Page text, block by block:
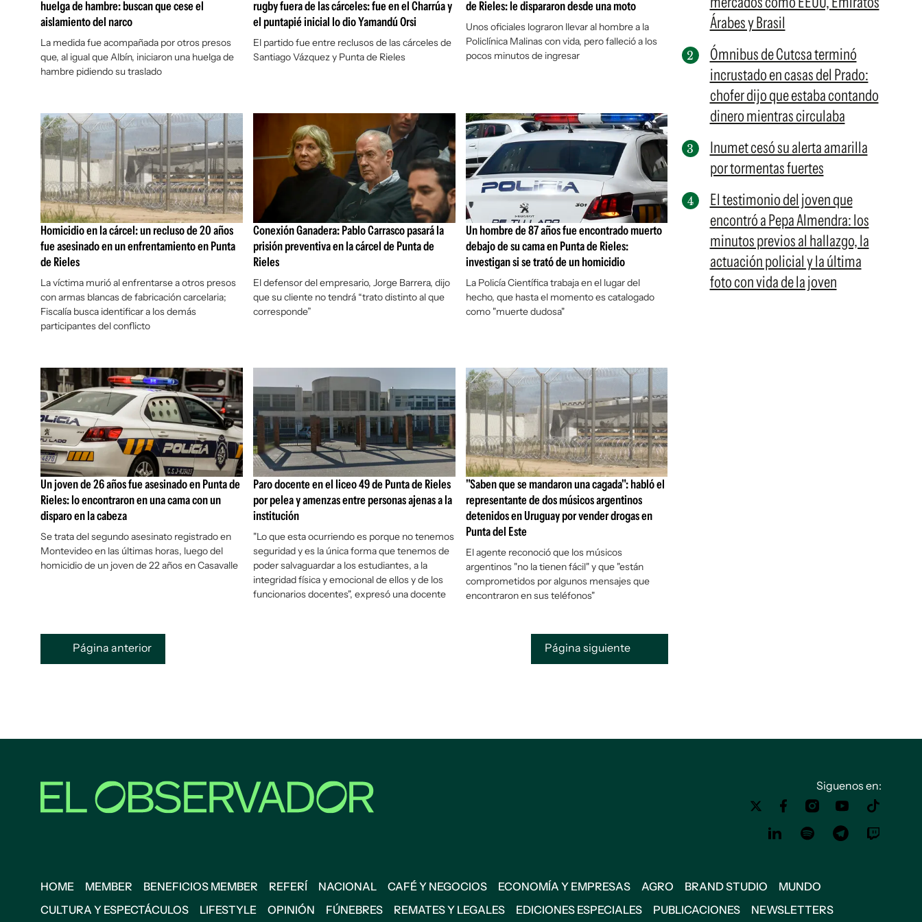
huelga de hambre: buscan que cese el
aislamiento del narco
La medida fue acompañada por otros presos
que, al igual que Albín, iniciaron una huelga de
hambre pidiendo su traslado
rugby fuera de las cárceles: fue en el Charrúa y
el puntapié inicial lo dio Yamandú Orsi
El partido fue entre reclusos de las cárceles de
Santiago Vázquez y Punta de Rieles
de Rieles: le dispararon desde una moto
Unos oficiales lograron llevar al hombre a la
Policlínica Malinas con vida, pero falleció a los
pocos minutos de ingresar
Homicidio en la cárcel: un recluso de 20 años
fue asesinado en un enfrentamiento en Punta
de Rieles
La víctima murió al enfrentarse a otros presos
con armas blancas de fabricación carcelaria;
Fiscalía busca identificar a los demás
participantes del conflicto
Conexión Ganadera: Pablo Carrasco pasará la
prisión preventiva en la cárcel de Punta de
Rieles
El defensor del empresario, Jorge Barrera, dijo
que su cliente no tendrá “trato distinto al que
corresponde”
Un hombre de 87 años fue encontrado muerto
debajo de su cama en Punta de Rieles:
investigan si se trató de un homicidio
La Policía Científica trabaja en el lugar del
hecho, que hasta el momento es catalogado
como "muerte dudosa"
Un joven de 26 años fue asesinado en Punta de
Rieles: lo encontraron en una cama con un
disparo en la cabeza
Se trata del segundo asesinato registrado en
Montevideo en las últimas horas, luego del
homicidio de un joven de 22 años en Casavalle
Paro docente en el liceo 49 de Punta de Rieles
por pelea y amenzas entre personas ajenas a la
institución
"Lo que esta ocurriendo es porque no tenemos
seguridad y es la única forma que tenemos de
poder salvaguardar a los estudiantes, a la
integridad física y emocional de ellos y de los
funcionarios docentes", expresó una docente
"Saben que se mandaron una cagada": habló el
representante de dos músicos argentinos
detenidos en Uruguay por vender drogas en
Punta del Este
El agente reconoció que los músicos
argentinos "no la tienen fácil" y que "están
comprometidos por algunos mensajes que
encontraron en sus teléfonos"
Página anterior Página siguiente
Árabes y Brasil
Ómnibus de Cutcsa terminó
incrustado en casas del Prado:
chofer dijo que estaba contando
dinero mientras circulaba
Inumet cesó su alerta amarilla
por tormentas fuertes
El testimonio del joven que
encontró a Pepa Almendra: los
minutos previos al hallazgo, la
actuación policial y la última
foto con vida de la joven
Siguenos en:
HOME MEMBER BENEFICIOS MEMBER REFERÍ NACIONAL CAFÉ Y NEGOCIOS ECONOMÍA Y EMPRESAS AGRO BRAND STUDIO
MUNDO
CULTURA Y ESPECTÁCULOS
LIFESTYLE OPINIÓN FÚNEBRES REMATES Y LEGALES EDICIONES ESPECIALES PUBLICACIONES NEWSLETTERS